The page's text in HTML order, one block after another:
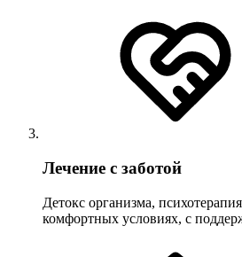
Лечение с заботой
Детокс организма,
комфортных условиях, с